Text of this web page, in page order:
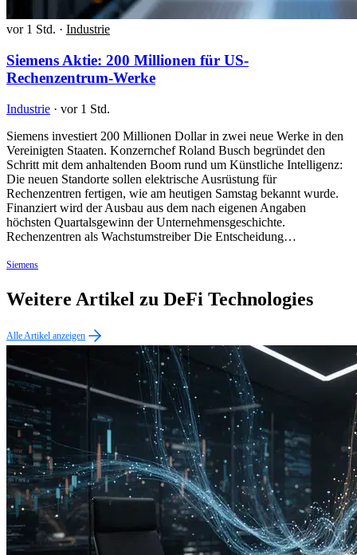
vor 1 Std. · Industrie
Siemens Aktie: 200 Millionen für US-
Rechenzentrum-Werke
Industrie · vor 1 Std.
Siemens investiert 200 Millionen Dollar in zwei neue Werke in den
Vereinigten Staaten. Konzernchef Roland Busch begründet den
Schritt mit dem anhaltenden Boom rund um Künstliche Intelligenz:
Die neuen Standorte sollen elektrische Ausrüstung für
Rechenzentren fertigen, wie am heutigen Samstag bekannt wurde.
Finanziert wird der Ausbau aus dem nach eigenen Angaben
höchsten Quartalsgewinn der Unternehmensgeschichte.
Rechenzentren als Wachstumstreiber Die Entscheidung…
Siemens
Weitere Artikel zu DeFi Technologies
Alle Artikel anzeigen